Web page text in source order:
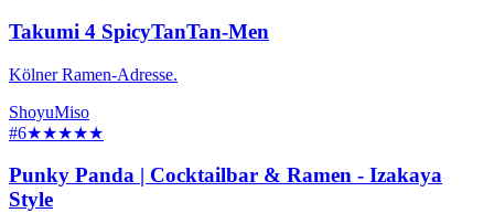
Takumi 4 SpicyTanTan-Men
Kölner Ramen-Adresse.
ShoyuMiso
#6★★★★★
Punky Panda | Cocktailbar & Ramen - Izakaya
Style